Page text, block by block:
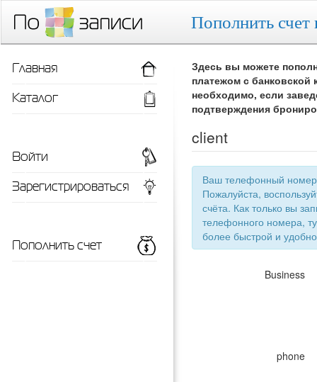
Пополнить счет
Здесь вы можете
платежом с
необходимо, если
подтверждения
client
Ваш телефонный номер
Пожалуйста,
счёта. Как только вы
телефонного номера,
более
Business
phone
Главная
Каталог
Войти
Зарегистрироваться
Пополнить счет